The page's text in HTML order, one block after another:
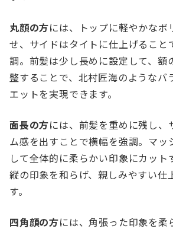
丸顔の方には、トップに軽やかなボ
せ、サイドはタイトに仕上げること
調。前髪は少し長めに設定して、額
整することで、北村匠海のようなバ
エットを実現できます。
面長の方には、前髪を重めに残し、
ム感を出すことで横幅を強調。マッ
して全体的に柔らかい印象にカット
縦の印象を和らげ、親しみやすい仕
す。
四角顔の方には、角張った印象を柔